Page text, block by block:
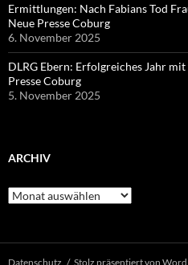
Ermittlungen: Nach Fabians Tod
Neue Presse Coburg
6. November 2025
DLRG Ebern: Erfolgreiches Jahr
Presse Coburg
5. November 2025
ARCHIV
Archiv
Datenschutz Stolz präsentiert von